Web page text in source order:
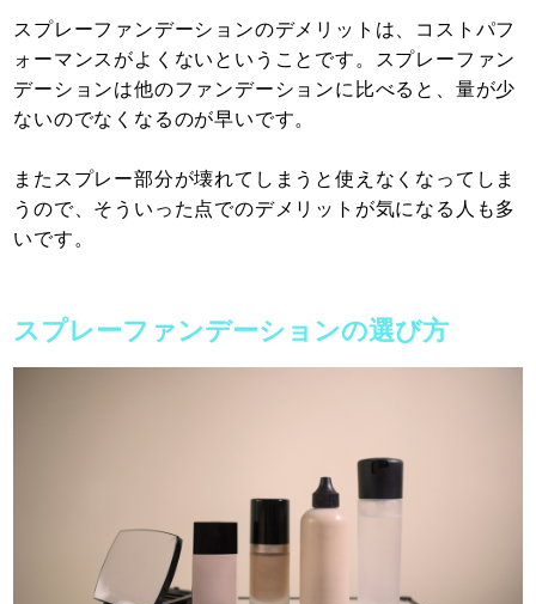
スプレーファンデーションのデメリットは、コストパフ
ォーマンスがよくないということです。スプレーファン
デーションは他のファンデーションに比べると、量が少
ないのでなくなるのが早いです。
またスプレー部分が壊れてしまうと使えなくなってしま
うので、そういった点でのデメリットが気になる人も多
いです。
スプレーファンデーションの選び方